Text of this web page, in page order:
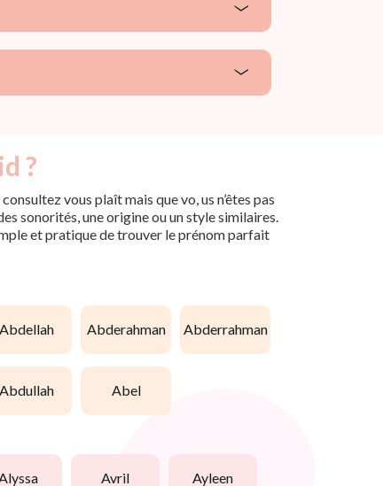
?
vous plaît mais que vo, us n’êtes pas
sonorités, une origine ou un style similaires.
et pratique de trouver le prénom parfait
abdellah abderahman abderrahman
abdullah abel
alyssa avril ayleen